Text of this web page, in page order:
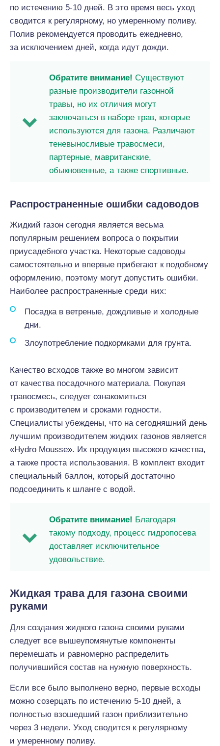
по истечению 5-10 дней. В это время весь уход
сводится к регулярному, но умеренному поливу.
Полив рекомендуется проводить ежедневно,
за исключением дней, когда идут дожди.
Обратите внимание! Существуют
разные производители газонной
травы, но их отличия могут
заключаться в наборе трав, которые
используются для газона. Различают
теневыносливые травосмеси,
партерные, мавританские,
обыкновенные, а также спортивные.
Распространенные ошибки садоводов
Жидкий газон сегодня является весьма
популярным решением вопроса о покрытии
приусадебного участка. Некоторые садоводы
самостоятельно и впервые прибегают к подобному
оформлению, поэтому могут допустить ошибки.
Наиболее распространенные среди них:
Посадка в ветреные, дождливые и холодные
дни.
Злоупотребление подкормками для грунта.
Качество всходов также во многом зависит
от качества посадочного материала. Покупая
травосмесь, следует ознакомиться
с производителем и сроками годности.
Специалисты убеждены, что на сегодняшний день
лучшим производителем жидких газонов является
«Hydro Mousse». Их продукция высокого качества,
а также проста использования. В комплект входит
специальный баллон, который достаточно
подсоединить к шланге с водой.
Обратите внимание! Благодаря
такому подходу, процесс гидропосева
доставляет исключительное
удовольствие.
Жидкая трава для газона своими
руками
Для создания жидкого газона своими руками
следует все вышеупомянутые компоненты
перемешать и равномерно распределить
получившийся состав на нужную поверхность.
Если все было выполнено верно, первые всходы
можно созерцать по истечению 5-10 дней, а
полностью взошедший газон приблизительно
через 3 недели. Уход сводится к регулярному
и умеренному поливу.